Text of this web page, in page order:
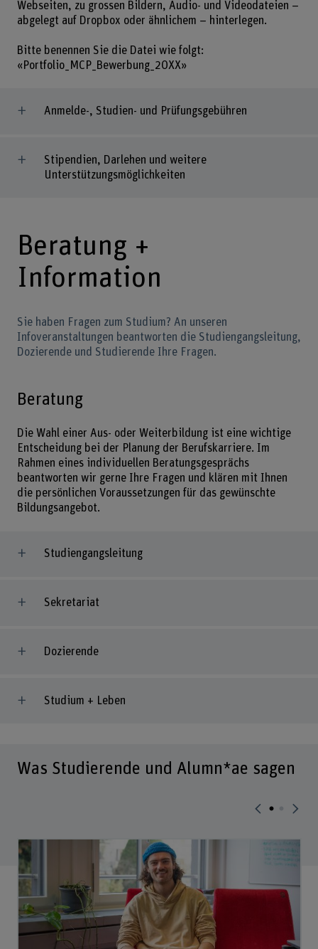
Webseiten, zu grossen Bildern, Audio- und Videodateien –
abgelegt auf Dropbox oder ähnlichem – hinterlegen.
Bitte benennen Sie die Datei wie folgt:
«Portfolio_MCP_Bewerbung_20XX»
Anmelde-, Studien- und Prüfungsgebühren
Stipendien, Darlehen und weitere
Unterstützungsmöglichkeiten
Beratung +
Information
Sie haben Fragen zum Studium? An unseren
Infoveranstaltungen beantworten die Studiengangsleitung,
Dozierende und Studierende Ihre Fragen.
Beratung
Die Wahl einer Aus- oder Weiterbildung ist eine wichtige
Entscheidung bei der Planung der Berufskarriere. Im
Rahmen eines individuellen Beratungsgesprächs
beantworten wir gerne Ihre Fragen und klären mit Ihnen
die persönlichen Voraussetzungen für das gewünschte
Bildungsangebot.
Studiengangsleitung
Sekretariat
Dozierende
Studium + Leben
Was Studierende und Alumn*ae sagen